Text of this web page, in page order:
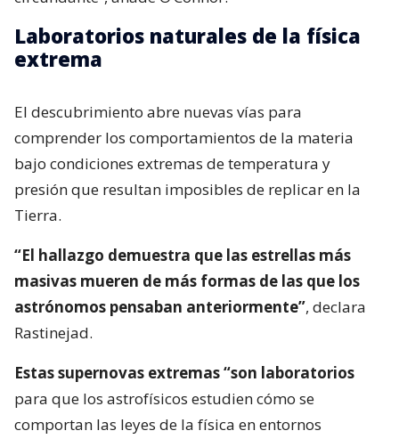
Laboratorios naturales de la física
extrema
El descubrimiento abre nuevas vías para
comprender los comportamientos de la materia
bajo condiciones extremas de temperatura y
presión que resultan imposibles de replicar en la
Tierra.
“El hallazgo demuestra que las estrellas más
masivas mueren de más formas de las que los
astrónomos pensaban anteriormente”, declara
Rastinejad.
Estas supernovas extremas “son laboratorios
para que los astrofísicos estudien cómo se
comportan las leyes de la física en entornos